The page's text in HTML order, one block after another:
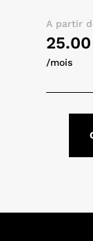
A partir
/mois